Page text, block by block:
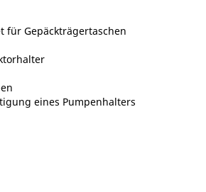
für Gepäckträgertaschen
eines Pumpenhalters